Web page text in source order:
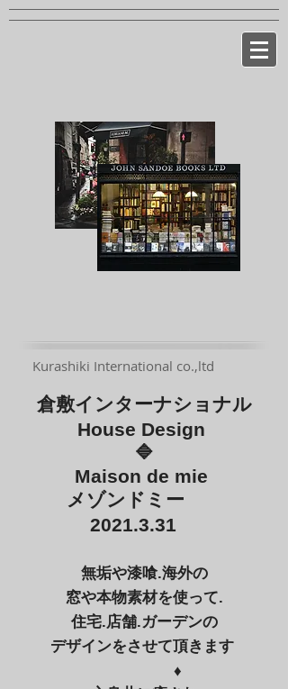
Kurashiki International co.,ltd
倉敷インターナショナル
House Design
🔷
Maison de mie
メゾンドミー
2021.3.31
無垢や漆喰.海外の
窓や本物素材を使って.
住宅.店舗.ガーデンの
デザインをさせて頂きます
♦️